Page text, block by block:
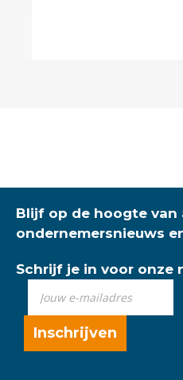
Blijf op de hoogte van
ondernemersnieuws
Schrijf je in voor onze